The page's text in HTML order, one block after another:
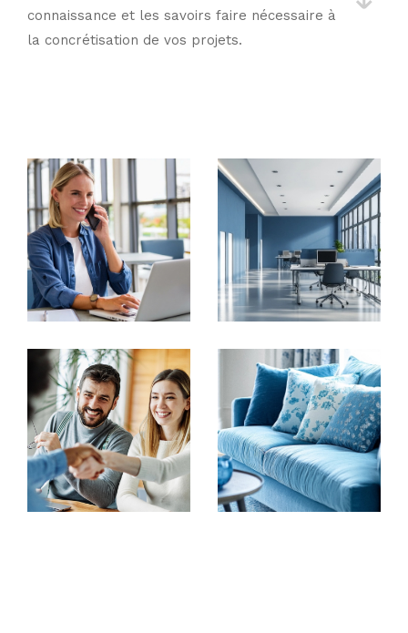
connaissance et les savoirs faire nécessaire à
la concrétisation de vos projets.